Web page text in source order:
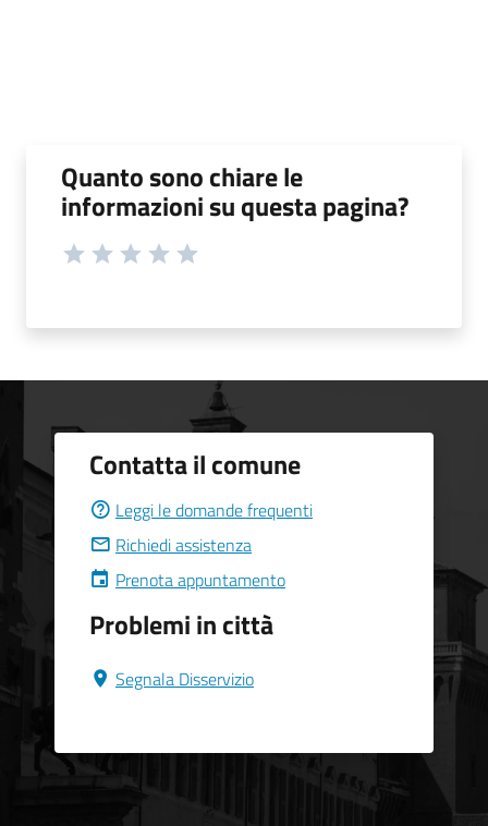
Quanto sono chiare le
informazioni su questa pagina?
Contatta il comune
Leggi le domande frequenti
Richiedi assistenza
Prenota appuntamento
Problemi in città
Segnala Disservizio